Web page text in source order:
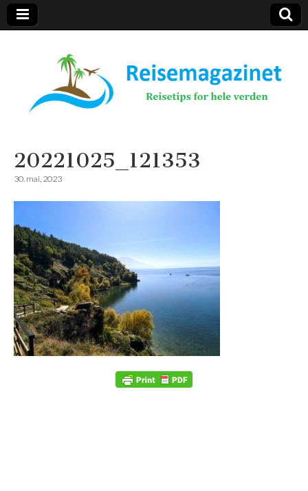
Reisemagazinet
20221025_121353
30. mai, 2023